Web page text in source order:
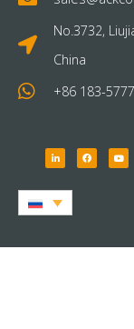
No.3732,
China
+86 183-